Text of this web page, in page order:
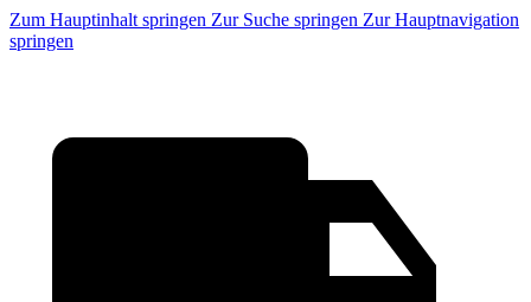
Zum Hauptinhalt springen Zur Suche springen Zur Hauptnavigation
springen